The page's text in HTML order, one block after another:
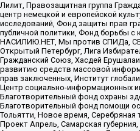
Лилит, Правозащитная группа
центр немецкой и европейской
исследований, Фонд защиты прав
публичной политики, Фонд борьбы с
НАСИЛИЮ.НЕТ, Мы против СПИДа,
Открытый Петербург, Лига
Гражданский Союз, Хасдей
развитию средств массовой
прав заключенных, Институт
Центр социально-информационных
Благотворительный фонд охраны
Благотворительный фонд помощи
Тольятти, Новое время, Серебряная
Проект Апрель, Самарская